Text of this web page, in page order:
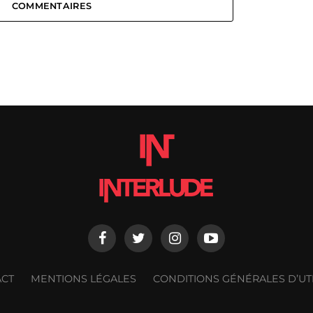
COMMENTAIRES
MENTIONS LÉGALES CONDITIONS GÉNÉRALES